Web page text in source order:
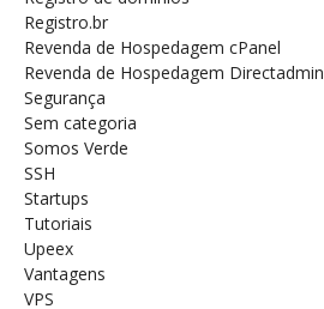
Registro.br
Revenda de Hospedagem cPanel
Revenda de Hospedagem Directadmin
Segurança
Sem categoria
Somos Verde
SSH
Startups
Tutoriais
Upeex
Vantagens
VPS